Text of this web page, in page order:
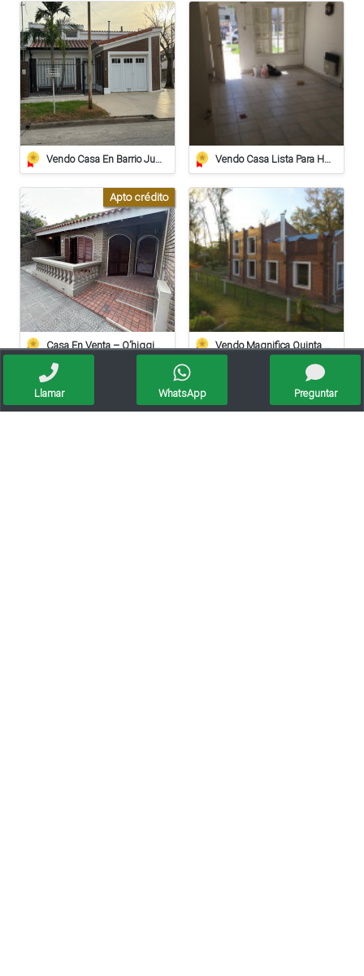
Vendo Casa En Barrio Juan De Garay Calle Corrientes 406 Vendo Casa Lista Para Habitar
Casa En Venta – O’higgins 739, Barrio Alberdi, Rafaela
Apto crédito
Vendo Magnifica Quinta De Grandes Dimensiones. - Zona Estación Saguier
Llamar WhatsApp Preguntar